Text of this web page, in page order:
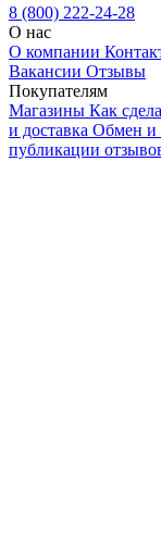
8 (800) 222-24-28
О нас
О компании
Вакансии Отзывы
Покупателям
Магазины Как
и доставка Обмен и
публикации